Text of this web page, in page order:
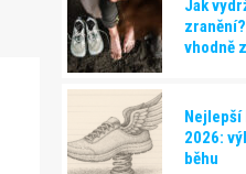
Jak
vhodně
Nejlepší
2026:
běhu